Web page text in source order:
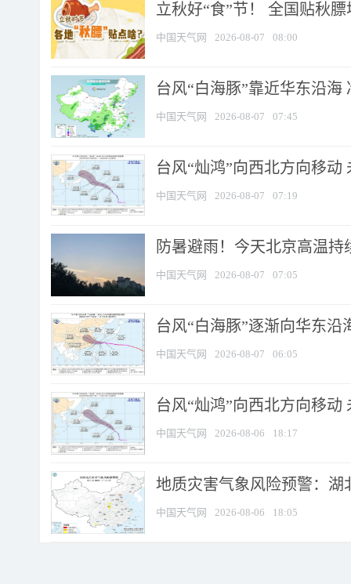
立秋好“食”节！ 全国贴秋
中国天气网 2026-08-07 08:00
台风“白海豚”靠近华东沿
中国天气网 2026-08-07 07:45
台风“灿鸿”向西北方向移动
中国天气网 2026-08-07 07:19
防暑避雨！今天北京高温
中国天气网 2026-08-07 07:05
台风“白海豚”逐渐向华东沿
中国天气网 2026-08-07 06:05
台风“灿鸿”向西北方向移动
中国天气网 2026-08-06 18:17
地质灾害气象风险预警：湖
中国天气网 2026-08-06 18:05